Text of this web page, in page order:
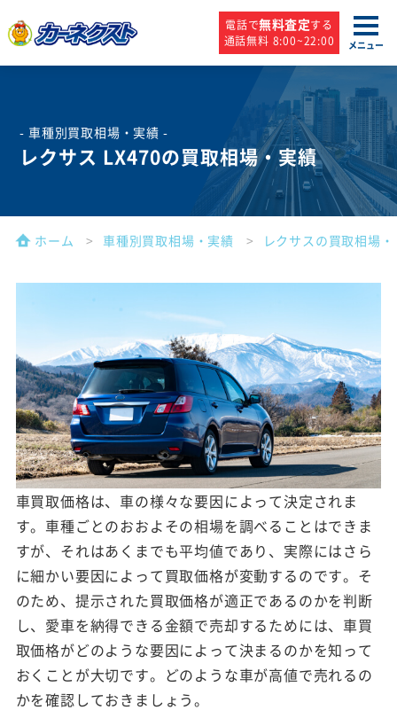
電話で無料査定する
通話無料 8:00~22:00
メニュー
- 車種別買取相場・実績 -
レクサス LX470の買取相場・実績
ホーム 車種別買取相場・実績 レクサスの買取相場
車買取価格は、車の様々な要因によって決定されま
す。車種ごとのおおよその相場を調べることはできま
すが、それはあくまでも平均値であり、実際にはさら
に細かい要因によって買取価格が変動するのです。そ
のため、提示された買取価格が適正であるのかを判断
し、愛車を納得できる金額で売却するためには、車買
取価格がどのような要因によって決まるのかを知って
おくことが大切です。どのような車が高値で売れるの
かを確認しておきましょう。